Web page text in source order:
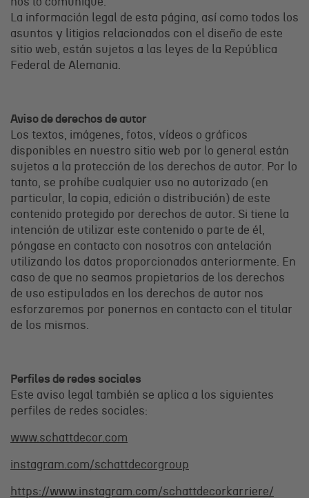
La información legal de esta página, así como todos los
asuntos y litigios relacionados con el diseño de este
sitio web, están sujetos a las leyes de la República
Federal de Alemania.
Aviso de derechos de autor
Los textos, imágenes, fotos, vídeos o gráficos
disponibles en nuestro sitio web por lo general están
sujetos a la protección de los derechos de autor. Por lo
tanto, se prohíbe cualquier uso no autorizado (en
particular, la copia, edición o distribución) de este
contenido protegido por derechos de autor. Si tiene la
intención de utilizar este contenido o parte de él,
póngase en contacto con nosotros con antelación
utilizando los datos proporcionados anteriormente. En
caso de que no seamos propietarios de los derechos
de uso estipulados en los derechos de autor nos
esforzaremos por ponernos en contacto con el titular
de los mismos.
Perfiles de redes sociales
Este aviso legal también se aplica a los siguientes
perfiles de redes sociales:
www.schattdecor.com
instagram.com/schattdecorgroup
https://www.instagram.com/schattdecorkarriere/